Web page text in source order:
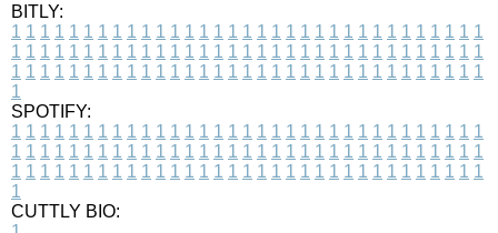
BITLY:
1 1 1 1 1 1 1 1 1 1 1 1 1 1 1 1 1 1 1 1 1 1 1 1 1 1 1 1 1 1 1 1 1
1 1 1 1 1 1 1 1 1 1 1 1 1 1 1 1 1 1 1 1 1 1 1 1 1 1 1 1 1 1 1 1 1
1 1 1 1 1 1 1 1 1 1 1 1 1 1 1 1 1 1 1 1 1 1 1 1 1 1 1 1 1 1 1 1 1
1
SPOTIFY:
1 1 1 1 1 1 1 1 1 1 1 1 1 1 1 1 1 1 1 1 1 1 1 1 1 1 1 1 1 1 1 1 1
1 1 1 1 1 1 1 1 1 1 1 1 1 1 1 1 1 1 1 1 1 1 1 1 1 1 1 1 1 1 1 1 1
1 1 1 1 1 1 1 1 1 1 1 1 1 1 1 1 1 1 1 1 1 1 1 1 1 1 1 1 1 1 1 1 1
1
CUTTLY BIO: